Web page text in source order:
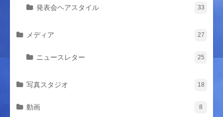
発表会ヘアスタイル 33
メディア 27
ニュースレター 25
写真スタジオ 18
動画 8